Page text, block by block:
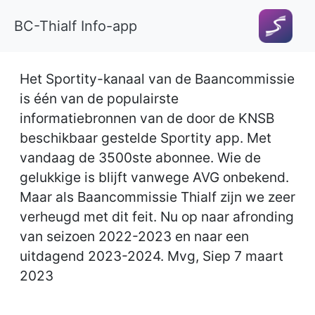
BC-Thialf Info-app
Het Sportity-kanaal van de Baancommissie
is één van de populairste
informatiebronnen van de door de KNSB
beschikbaar gestelde Sportity app. Met
vandaag de 3500ste abonnee. Wie de
gelukkige is blijft vanwege AVG onbekend.
Maar als Baancommissie Thialf zijn we zeer
verheugd met dit feit. Nu op naar afronding
van seizoen 2022-2023 en naar een
uitdagend 2023-2024. Mvg, Siep 7 maart
2023